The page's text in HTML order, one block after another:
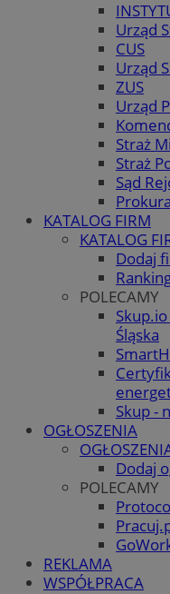
Urząd
CUS
Urząd
ZUS
Urząd
Straż
Straż
Sąd
KATALOG FIRM
KATALOG
Dodaj
POLECAMY
Śląska
Skup -
OGŁOSZENIA
Dodaj
POLECAMY
REKLAMA
WSPÓŁPRACA